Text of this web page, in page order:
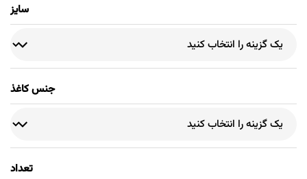
سایز
جنس کاغذ
تعداد